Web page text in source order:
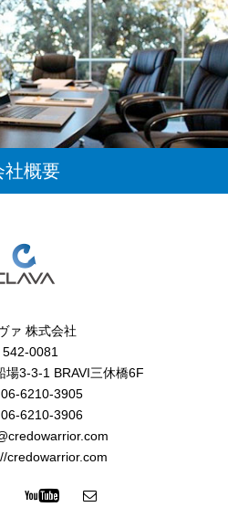
社概要
ァ 株式会社
542-0081
場3-3-1 BRAVI三休橋6F
6210-3905
06-6210-3906
credowarrior.com